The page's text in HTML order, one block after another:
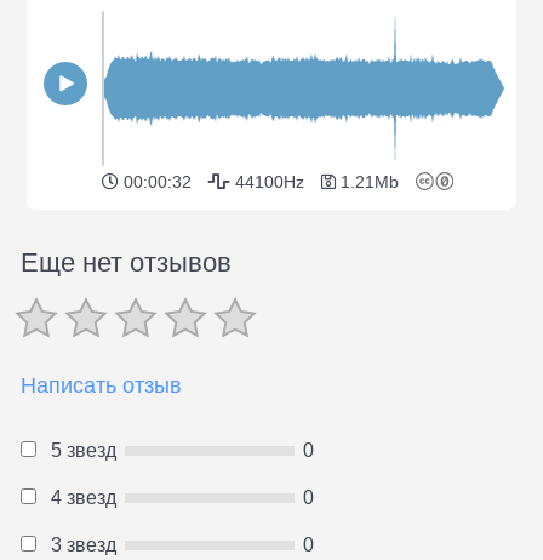
00:00:32 44100Hz 1.21Mb
Еще нет отзывов
Написать отзыв
5 звезд 0
4 звезд 0
3 звезд 0